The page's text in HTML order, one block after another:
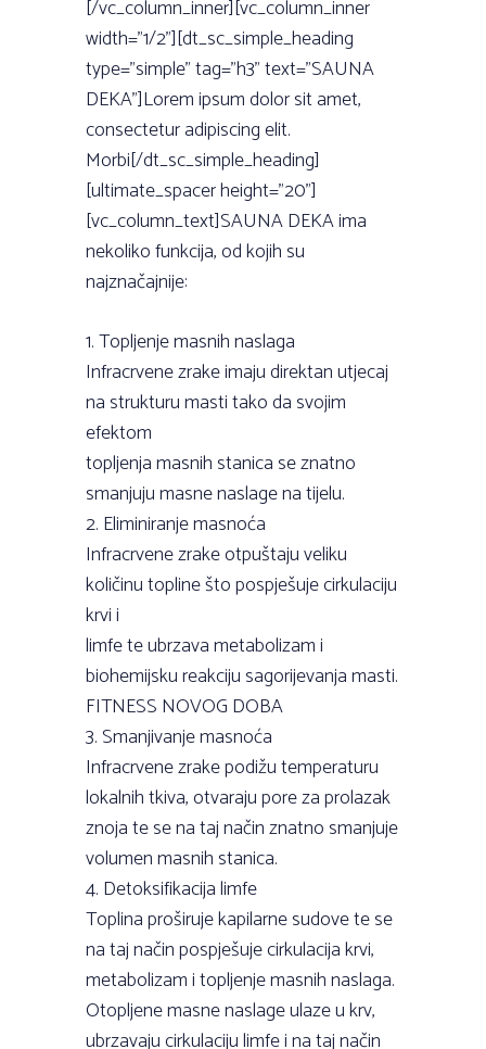
[/vc_column_inner][vc_column_inner
width=”1/2”][dt_sc_simple_heading
type=”simple” tag=”h3” text=”SAUNA
DEKA”]Lorem ipsum dolor sit amet,
consectetur adipiscing elit.
Morbi[/dt_sc_simple_heading]
[ultimate_spacer height=”20”]
[vc_column_text]SAUNA DEKA ima
nekoliko funkcija, od kojih su
najznačajnije:
1. Topljenje masnih naslaga
Infracrvene zrake imaju direktan utjecaj
na strukturu masti tako da svojim
efektom
topljenja masnih stanica se znatno
smanjuju masne naslage na tijelu.
2. Eliminiranje masnoća
Infracrvene zrake otpuštaju veliku
količinu topline što pospješuje cirkulaciju
krvi i
limfe te ubrzava metabolizam i
biohemijsku reakciju sagorijevanja masti.
FITNESS NOVOG DOBA
3. Smanjivanje masnoća
Infracrvene zrake podižu temperaturu
lokalnih tkiva, otvaraju pore za prolazak
znoja te se na taj način znatno smanjuje
volumen masnih stanica.
4. Detoksifikacija limfe
Toplina proširuje kapilarne sudove te se
na taj način pospješuje cirkulacija krvi,
metabolizam i topljenje masnih naslaga.
Otopljene masne naslage ulaze u krv,
ubrzavaju cirkulaciju limfe i na taj način